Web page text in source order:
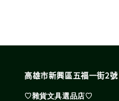
高雄市新興區五福一街2號
♡雜貨文具選品店♡